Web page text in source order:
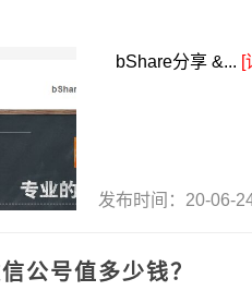
bShare分享 &... [
发布时间：20-06-
公号值多少钱？